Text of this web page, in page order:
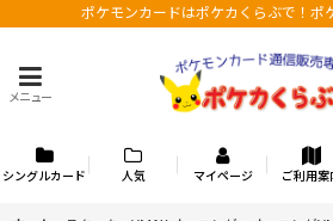
ポケモンカードはポケカくらぶで！ポ
メニュー
シングルカード 人気 マイページ ご利用案